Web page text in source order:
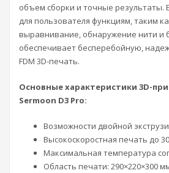
объем сборки и точные результаты.
для пользователя функциям, таким
выравнивание, обнаружение нити и
обеспечивает бесперебойную,
FDM 3D-печать.
Основные характеристики 3D-
Sermoon D3 Pro:
Возможности двойной
Высокоскоростная печать до
Максимальная температура
Область печати: 290×220×300